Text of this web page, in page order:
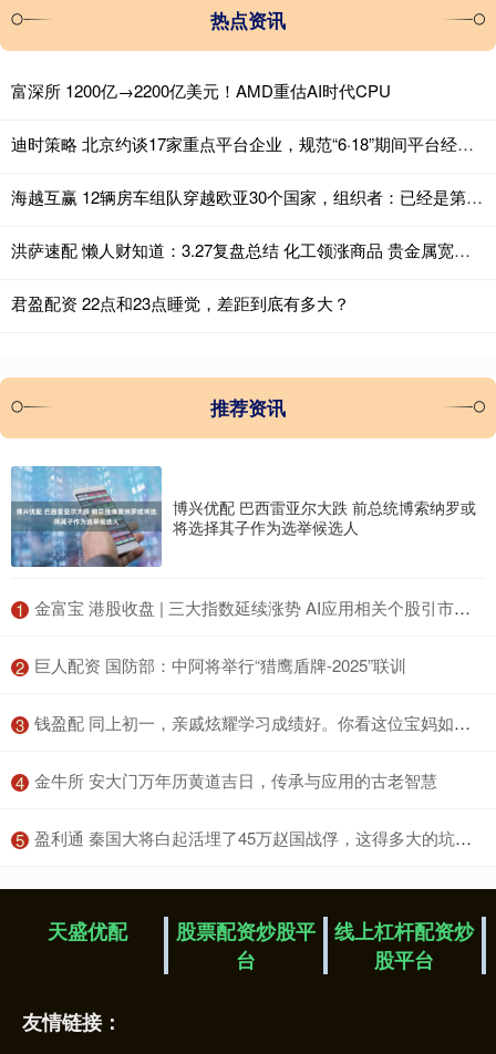
热点资讯
富深所 1200亿→2200亿美元！AMD重估AI时代CPU
迪时策略 北京约谈17家重点平台企业，规范“6·18”期间平台经营行为
海越互赢 12辆房车组队穿越欧亚30个国家，组织者：已经是第8次了，全程4万多公里全靠自驾，准备9月返回
洪萨速配 懒人财知道：3.27复盘总结 化工领涨商品 贵金属宽幅震荡将成常态
君盈配资 22点和23点睡觉，差距到底有多大？
推荐资讯
博兴优配 巴西雷亚尔大跌 前总统博索纳罗或
将选择其子作为选举候选人
1 ​金富宝 港股收盘 | 三大指数延续涨势 AI应用相关个股引市场关注
2 ​巨人配资 国防部：中阿将举行“猎鹰盾牌-2025”联训
3 ​钱盈配 同上初一，亲戚炫耀学习成绩好。你看这位宝妈如何怼回去……
4 ​金牛所 安大门万年历黄道吉日，传承与应用的古老智慧
5 ​盈利通 秦国大将白起活埋了45万赵国战俘，这得多大的坑啊？你信吗？
天盛优配
股票配资炒股平
台
线上杠杆配资炒
股平台
友情链接：